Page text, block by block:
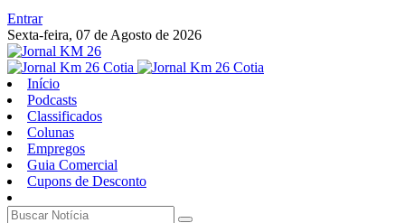
Entrar
Sexta-feira, 07 de Agosto de 2026
Início
Podcasts
Classificados
Colunas
Empregos
Guia Comercial
Cupons de Desconto